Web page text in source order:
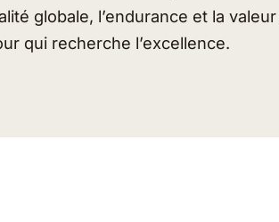
globale, l’endurance et la
qui recherche l’excellence.